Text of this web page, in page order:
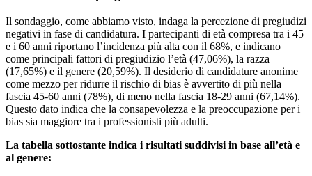
Il sondaggio, come abbiamo visto, indaga la percezione di pregiudizi
negativi in fase di candidatura. I partecipanti di età compresa tra i 45
e i 60 anni riportano l’incidenza più alta con il 68%, e indicano
come principali fattori di pregiudizio l’età (47,06%), la razza
(17,65%) e il genere (20,59%). Il desiderio di candidature anonime
come mezzo per ridurre il rischio di bias è avvertito di più nella
fascia 45-60 anni (78%), di meno nella fascia 18-29 anni (67,14%).
Questo dato indica che la consapevolezza e la preoccupazione per i
bias sia maggiore tra i professionisti più adulti.
La tabella sottostante indica i risultati suddivisi in base all’età e
al genere: